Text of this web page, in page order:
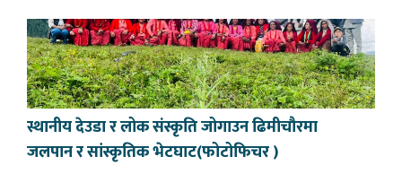
स्थानीय देउडा र लोक संस्कृति जोगाउन ढिमीचौरमा
जलपान र सांस्कृतिक भेटघाट(फोटोफिचर )